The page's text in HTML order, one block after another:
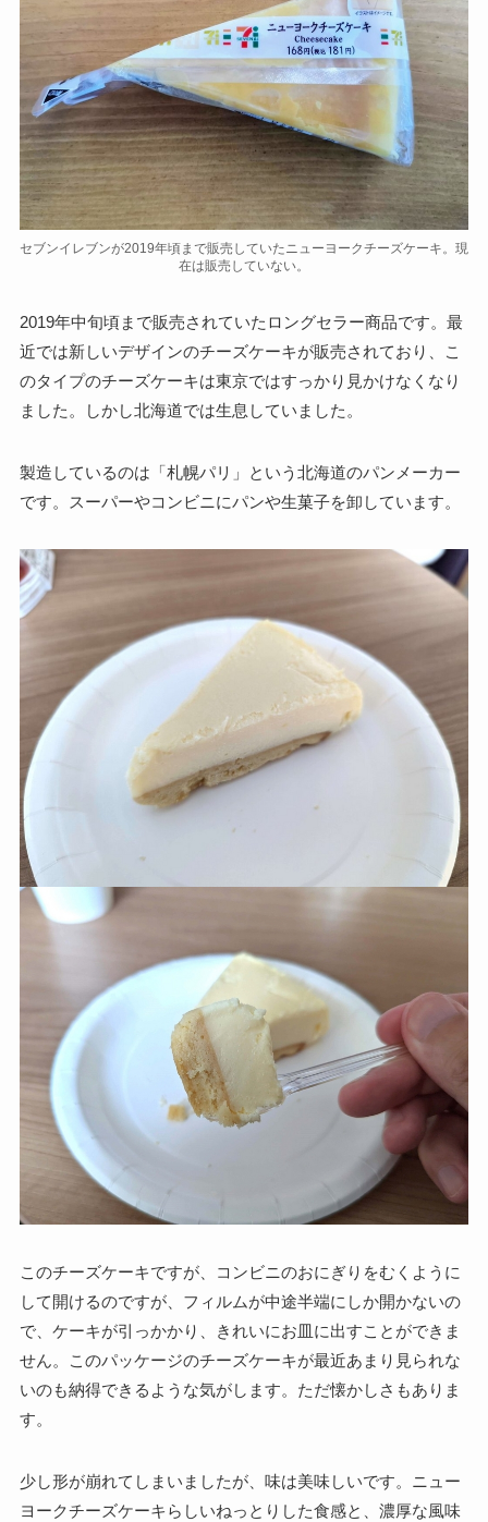
セブンイレブンが2019年頃まで販売していたニューヨークチーズケーキ。現
在は販売していない。
2019年中旬頃まで販売されていたロングセラー商品です。最
近では新しいデザインのチーズケーキが販売されており、こ
のタイプのチーズケーキは東京ではすっかり見かけなくなり
ました。しかし北海道では生息していました。
製造しているのは「札幌パリ」という北海道のパンメーカー
です。スーパーやコンビニにパンや生菓子を卸しています。
このチーズケーキですが、コンビニのおにぎりをむくように
して開けるのですが、フィルムが中途半端にしか開かないの
で、ケーキが引っかかり、きれいにお皿に出すことができま
せん。このパッケージのチーズケーキが最近あまり見られな
いのも納得できるような気がします。ただ懐かしさもありま
す。
少し形が崩れてしまいましたが、味は美味しいです。ニュー
ヨークチーズケーキらしいねっとりした食感と、濃厚な風味